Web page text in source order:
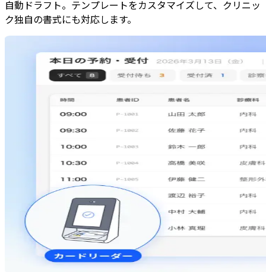
自動ドラフト。テンプレートをカスタマイズして、クリニッ
ク独自の書式にも対応します。